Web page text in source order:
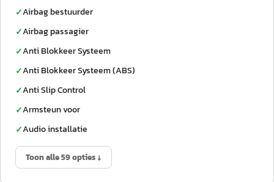
✓Airbag bestuurder
✓Airbag passagier
✓Anti Blokkeer Systeem
✓Anti Blokkeer Systeem (ABS)
✓Anti Slip Control
✓Armsteun voor
✓Audio installatie
Toon alle 59 opties ↓